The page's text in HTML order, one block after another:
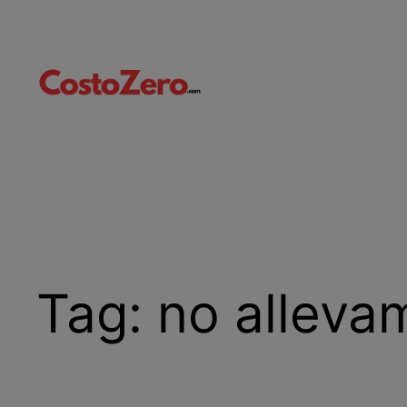
contenuto
Tag: no